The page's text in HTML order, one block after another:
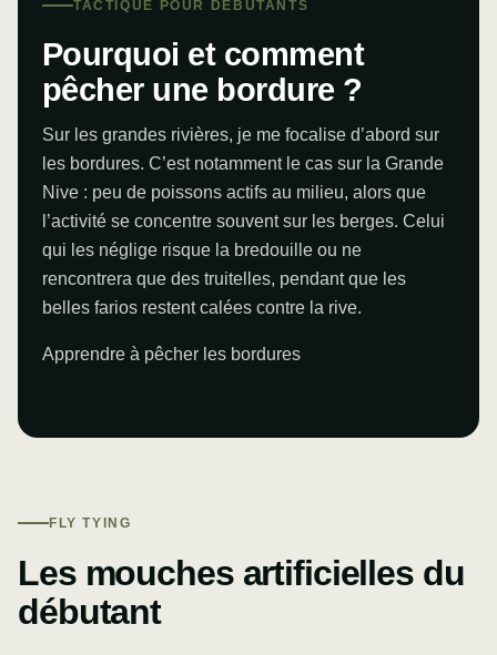
TACTIQUE POUR DÉBUTANTS
Pourquoi et comment
pêcher une bordure ?
Sur les grandes rivières, je me focalise d’abord sur
les bordures. C’est notamment le cas sur la Grande
Nive : peu de poissons actifs au milieu, alors que
l’activité se concentre souvent sur les berges. Celui
qui les néglige risque la bredouille ou ne
rencontrera que des truitelles, pendant que les
belles farios restent calées contre la rive.
Apprendre à pêcher les bordures
FLY TYING
Les mouches artificielles du
débutant